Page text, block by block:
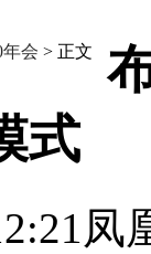
会 > 正文
式
凤